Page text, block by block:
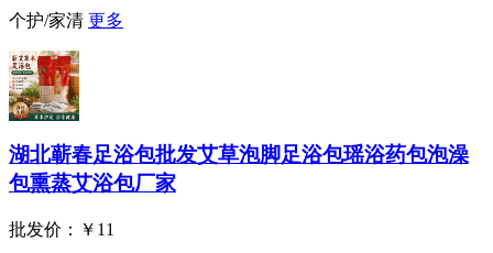
个护/家清 更多
湖北蕲春足浴包批发艾草泡脚足浴包瑶浴药包泡澡
包熏蒸艾浴包厂家
批发价： ￥11